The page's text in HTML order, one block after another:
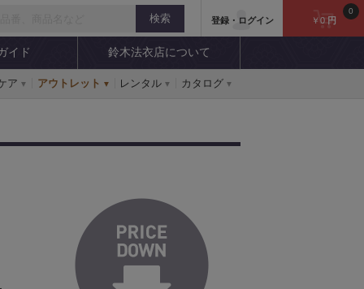
登録・ログイン ￥0円
0
イド 鈴木法衣店について
ア アウトレット レンタル カタログ